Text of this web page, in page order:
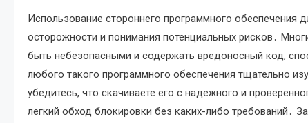
Использование стороннего программного
осторожности и понимания потенциальных рисков․
быть небезопасными и содержать вредоносный код,
любого такого программного обеспечения тщательно
убедитесь, что скачиваете его с надежного и
легкий обход блокировки без каких-либо требований․